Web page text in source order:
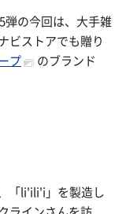
弾の今回は、大手雑
ビストアでも贈り
プ
のブランド
「li'ili'i」を製造し